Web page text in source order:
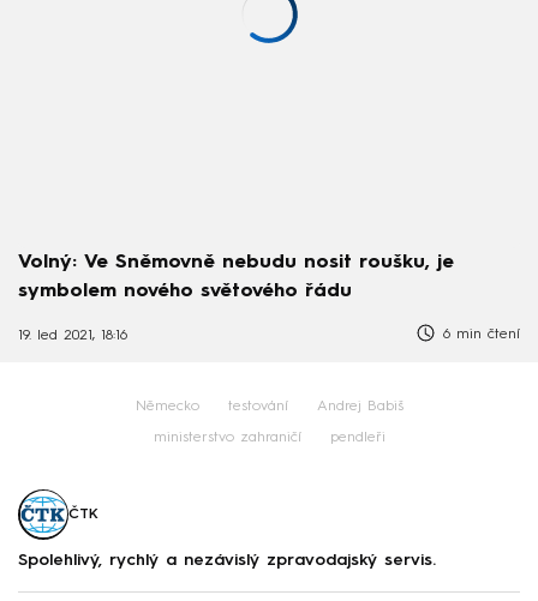
Volný: Ve Sněmovně nebudu nosit roušku, je
symbolem nového světového řádu
19. led 2021, 18:16 6 min čtení
Německo testování Andrej Babiš
ministerstvo zahraničí pendleři
ČTK
Spolehlivý, rychlý a nezávislý zpravodajský servis.